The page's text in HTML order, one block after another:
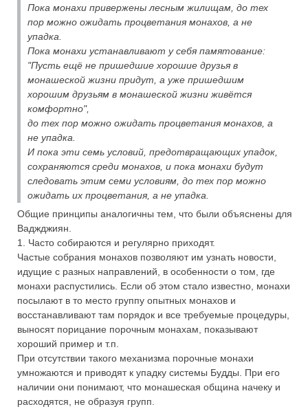
Пока монахи привержены лесным жилищам, до тех
пор можно ожидать процветания монахов, а не
упадка.
Пока монахи устанавливают у себя памятование:
"Пусть ещё не пришедшие хорошие друзья в
монашеской жизни придут, а уже пришедшим
хорошим друзьям в монашеской жизни живётся
комфортно",
до тех пор можно ожидать процветания монахов, а
не упадка.
И пока эти семь условий, предотвращающих упадок,
сохраняются среди монахов, и пока монахи будут
следовать этим семи условиям, до тех пор можно
ожидать их процветания, а не упадка.
Общие принципы аналогичны тем, что были объяснены для
Ваджджиян.
1. Часто собираются и регулярно приходят.
Частые собрания монахов позволяют им узнать новости,
идущие с разных направлений, в особенности о том, где
монахи распустились. Если об этом стало известно, монахи
посылают в то место группу опытных монахов и
восстанавливают там порядок и все требуемые процедуры,
выносят порицание порочным монахам, показывают
хороший пример и т.п.
При отсутствии такого механизма порочные монахи
умножаются и приводят к упадку системы Будды. При его
наличии они понимают, что монашеская община начеку и
расходятся, не образуя групп.